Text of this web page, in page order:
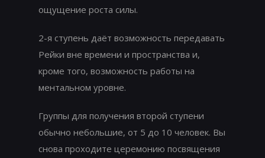
ощущение роста силы.
2-я ступень даёт возможность передавать
Рейки вне времени и пространства и,
кроме того, возможность работы на
ментальном уровне.
Группы для получения второй ступени
обычно небольшие, от 5 до 10 человек. Вы
снова проходите церемонию посвящения